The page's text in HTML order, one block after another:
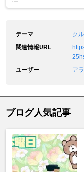
テーマ
ク
関連情報URL
ユーザー
ア
ブログ人気記事